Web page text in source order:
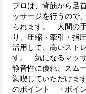
プロは、背筋から足
ッサージを行うので
られます。 人間の
り、圧縮・牽引・指
活用して、高いスト
す。 気になるマッサ
静音性に優れ、スム
満喫していただけま
のポイント ・ポイ